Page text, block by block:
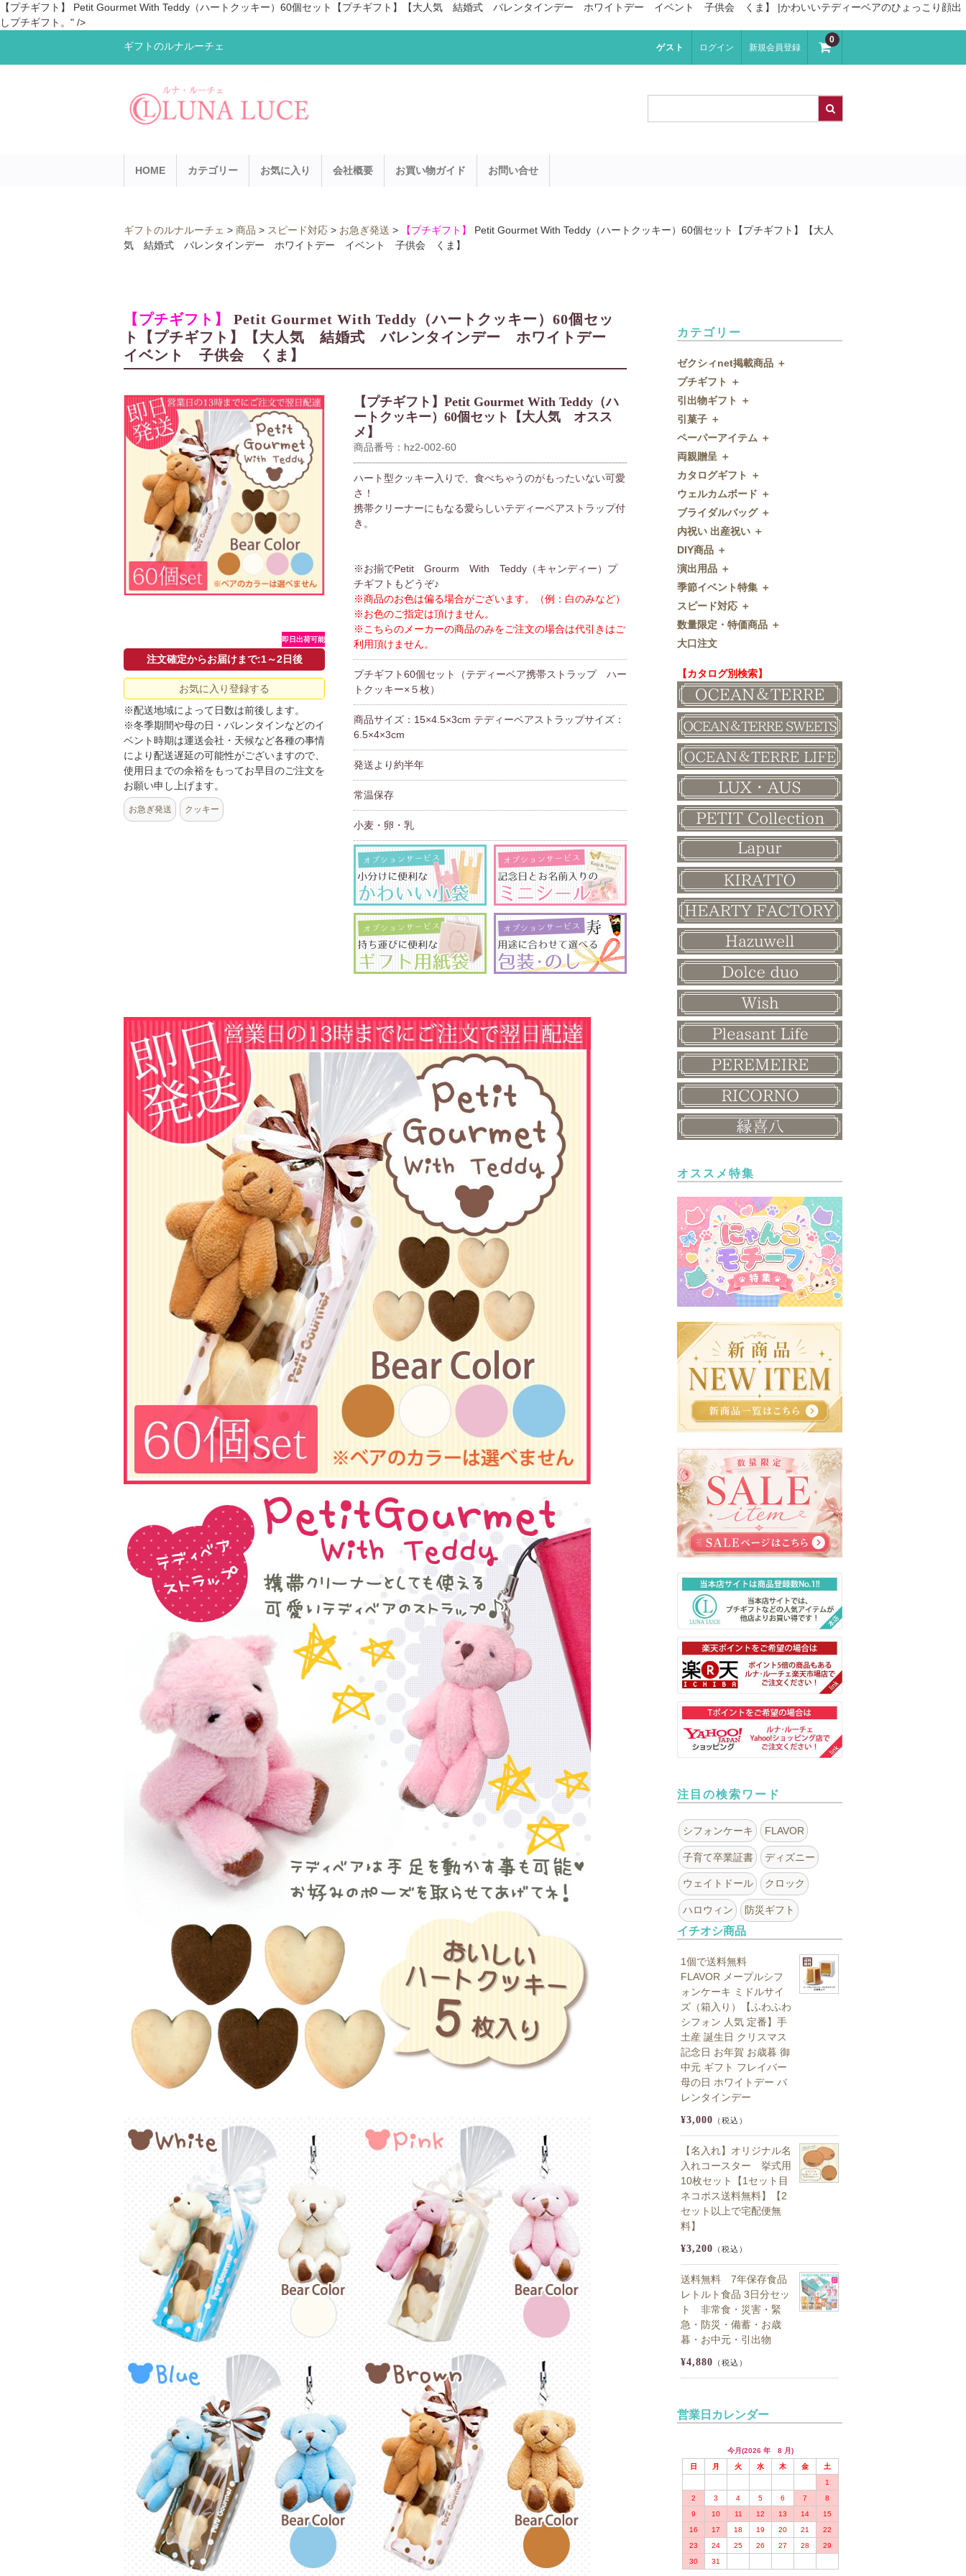
【プチギフト】 Petit Gourmet With Teddy（ハートクッキー）60個セット【プチギフト】【大人気 結婚式 バレンタインデー ホワイトデー イベント 子供会 くま】 |かわいいテディーベアのひょっこり顔出
しプチギフト。" />
ギフトのルナルーチェ ゲスト ログイン 新規会員登録
0
HOME カテゴリー お気に入り 会社概要 お買い物ガイド お問い合せ
ギフトのルナルーチェ > 商品 > スピード対応 > お急ぎ発送 > 【プチギフト】
Petit Gourmet With Teddy（ハートクッキー）60個セット【プチギフト】【大人
気 結婚式 バレンタインデー ホワイトデー イベント 子供会 くま】
【プチギフト】
Petit Gourmet With Teddy（ハートクッキー）60個セッ
ト【プチギフト】【大人気 結婚式 バレンタインデー ホワイトデー
イベント 子供会 くま】
即日出荷可能
注文確定からお届けまで:1～2日後
お気に入り登録する
※配送地域によって日数は前後します。
※冬季期間や母の日・バレンタインなどのイ
ベント時期は運送会社・天候など各種の事情
により配送遅延の可能性がございますので、
使用日までの余裕をもってお早目のご注文を
お願い申し上げます。
お急ぎ発送 クッキー
【プチギフト】Petit Gourmet With Teddy（ハ
ートクッキー）60個セット【大人気 オスス
メ】
商品番号：hz2-002-60
ハート型クッキー入りで、食べちゃうのがもったいない可愛
さ！
携帯クリーナーにもなる愛らしいテディーベアストラップ付
き。
※お揃でPetit Grourm With Teddy（キャンディー）プ
チギフトもどうぞ♪
※商品のお色は偏る場合がございます。（例：白のみなど）
※お色のご指定は頂けません。
※こちらのメーカーの商品のみをご注文の場合は代引きはご
利用頂けません。
プチギフト60個セット（テディーベア携帯ストラップ ハー
トクッキー×５枚）
商品サイズ：15×4.5×3cm テディーベアストラップサイズ：
6.5×4×3cm
発送より約半年
常温保存
小麦・卵・乳
カテゴリー
ゼクシィnet掲載商品 ＋
ゼクシィnet掲載商品
プチギフト ＋
プチギフト
ウェルカムプチギフト
アメニティ
キャンディー・金平糖
クッキー
スプーン
チョコレート
ディズニー
ドラジェ
プチタオル
席札立て
耳かき＆ぺん
紅茶＆コーヒー
和風プチギフト
その他
引出物ギフト ＋
引出物ギフト
グラス
タオル・石鹸・名披露目
ディズニーギフト
今治タオル
引出物セット
和食器
名入れ贈呈品
特選ギフト
珈琲・紅茶
鰹節・フード
引菓子 ＋
引菓子
バウムクーヘン
洋菓子
和菓子
FLAVOR
ペーパーアイテム ＋
ペーパーアイテム
招待状
席次表
席札
付箋・メッセージカード
印刷代行
ディズニーシリーズ
両親贈呈 ＋
両親贈呈
ディズニーウェイトドール
ウェイトベア
子育て卒業証書
クロックギフト
カタログギフト ＋
カタログギフト
OCEAN&TERRE GOURMET
SHIKISAI ONE
Grace
ウェルカムボード ＋
ウェルカムボード
カラーステンドグラス調
ガラス
フラワータイプ
ペンダントクロック
ミラー
メッセージパズル
似顔絵
和風ボード
ブライダルバッグ ＋
ブライダルバッグ
内祝い 出産祝い ＋
内祝い 出産祝い
DIY商品 ＋
DIY商品
演出用品 ＋
演出用品
リングピロー
ブーケプルズ
結婚証明書
その他
季節イベント特集 ＋
季節イベント特集
サクラ
クローバー
クリスマス
バレンタイン
ホワイトデー
母の日
父の日
敬老の日
スピード対応 ＋
スピード対応
即日お急ぎ発送
数量限定・特価商品 ＋
数量限定・特価商品
大口注文
【カタログ別検索】
オススメ特集
注目の検索ワード
シフォンケーキ FLAVOR
子育て卒業証書 ディズニー
ウェイトドール クロック
ハロウィン 防災ギフト
イチオシ商品
1個で送料無料
FLAVOR メープルシフ
ォンケーキ ミドルサイ
ズ（箱入り）【ふわふわ
シフォン 人気 定番】手
土産 誕生日 クリスマス
記念日 お年賀 お歳暮 御
中元 ギフト フレイバー
母の日 ホワイトデー バ
レンタインデー
¥3,000 （税込）
【名入れ】オリジナル名
入れコースター 挙式用
10枚セット【1セット目
ネコポス送料無料】【2
セット以上で宅配便無
料】
¥3,200 （税込）
送料無料 7年保存食品
レトルト食品 3日分セッ
ト 非常食・災害・緊
急・防災・備蓄・お歳
暮・お中元・引出物
¥4,880 （税込）
営業日カレンダー
今月(2026 年 8 月)
日
月 火 水 木 金
土
1
2
3 4 5 6 7
8
9
10 11 12 13 14
15
16
17 18 19 20 21
22
23
24 25 26 27 28
29
30
31